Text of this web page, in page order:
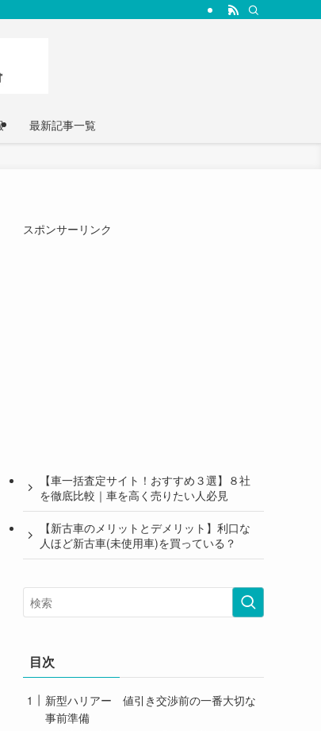
最新記事一覧
スポンサーリンク
【車一括査定サイト！おすすめ３選】８社
を徹底比較｜車を高く売りたい人必見
【新古車のメリットとデメリット】利口な
人ほど新古車(未使用車)を買っている？
目次
新型ハリアー 値引き交渉前の一番大切な
事前準備